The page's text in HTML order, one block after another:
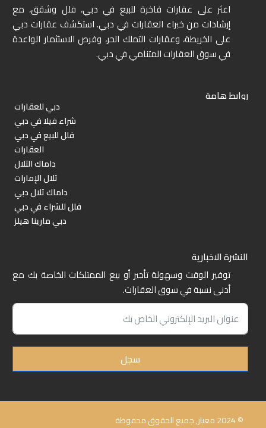
اعثر على عقارات فاخرة للبيع في دبي، فلل وشقق، مع
إرشادات من خبراء العقارات في دبي. استكشف عقارات دبي
على الخريطة، وعقارات التملك الحر، وفرص الاستثمار الواعدة
في سوق العقارات المتنامي في دبي.
روابط هامة
دبي للعقارات
شراء فيلا في دبي
فلل للبيع في دبي
العقارات
داماك التلال
تلال الإمارات
داماك تلال دبي
فلل للشراء في دبي
دبي مارينا هيلز
النشرة الاخبارية
توفير الوقت وسهولة تأجير أو بيع الممتلكات الخاصة بك مع
أدنى نسبة في سوق العقارات.
سجل
© 2024 معيار, جميع الحقوق محفوظة